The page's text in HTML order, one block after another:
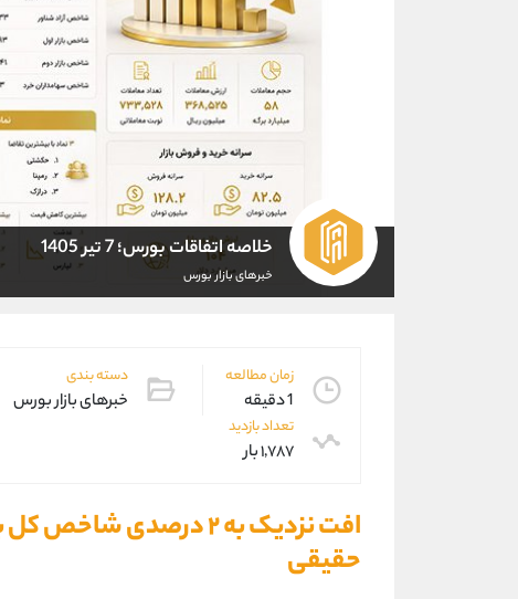
خلاصه اتفاقات بورس؛ 7 تیر 1405
خبرهای بازار بورس
زمان مطالعه
1 دقیقه
دسته بندی
خبرهای بازار بورس
تعداد بازدید
۱,۷۸۷ بار
حقیقی